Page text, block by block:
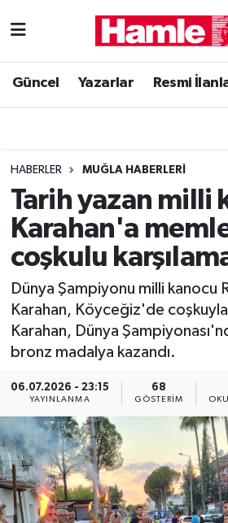
Güncel Yazarlar Resmi
HABERLER MUĞLA HABERLERI
Tarih yazan milli
Karahan'a
coşkulu
Dünya Şampiyonu milli kanocu
Karahan, Köyceğiz'de coşkuyla
Karahan, Dünya
bronz madalya kazandı.
06.07.2026 - 23:15
YAYINLANMA
68
GÖSTERIM
Güncel
Magazin
Muğla Haber
Siyaset
Muğla Nöbetçi Eczaneler
Muğla Trafik Yoğunluk
Süper Lig Puan Durumu ve
Tüm Manşetler
Son Dakika Haberleri
Haber Arşivi